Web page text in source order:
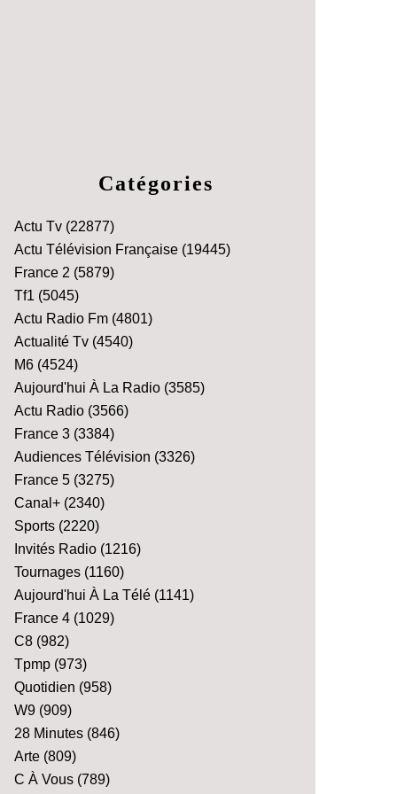
Catégories
Actu Tv (22877)
Actu Télévision Française (19445)
France 2 (5879)
Tf1 (5045)
Actu Radio Fm (4801)
Actualité Tv (4540)
M6 (4524)
Aujourd'hui À La Radio (3585)
Actu Radio (3566)
France 3 (3384)
Audiences Télévision (3326)
France 5 (3275)
Canal+ (2340)
Sports (2220)
Invités Radio (1216)
Tournages (1160)
Aujourd'hui À La Télé (1141)
France 4 (1029)
C8 (982)
Tpmp (973)
Quotidien (958)
W9 (909)
28 Minutes (846)
Arte (809)
C À Vous (789)